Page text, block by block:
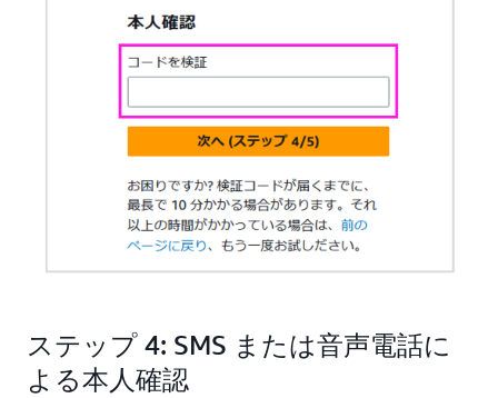
ステップ 4: SMS または音声電話に
よる本人確認